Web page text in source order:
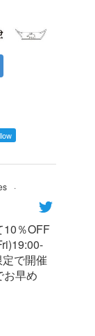
·
10％OFF
で開催
お早め